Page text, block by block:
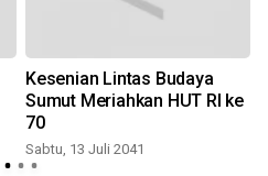
Kesenian Lintas Budaya
Sumut Meriahkan HUT RI ke
70
Sabtu, 13 Juli 2041